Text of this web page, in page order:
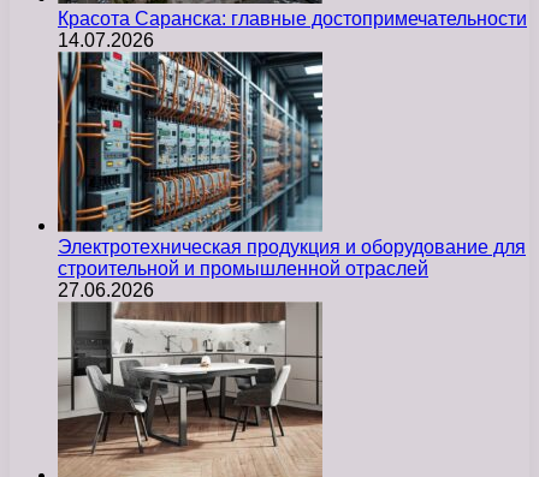
Красота Саранска: главные достопримечательности
14.07.2026
Электротехническая продукция и оборудование для
строительной и промышленной отраслей
27.06.2026